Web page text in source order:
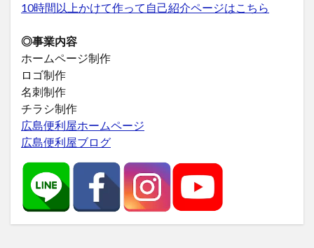
10時間以上かけて作って自己紹介ページはこちら
◎事業内容
ホームページ制作
ロゴ制作
名刺制作
チラシ制作
広島便利屋ホームページ
広島便利屋ブログ